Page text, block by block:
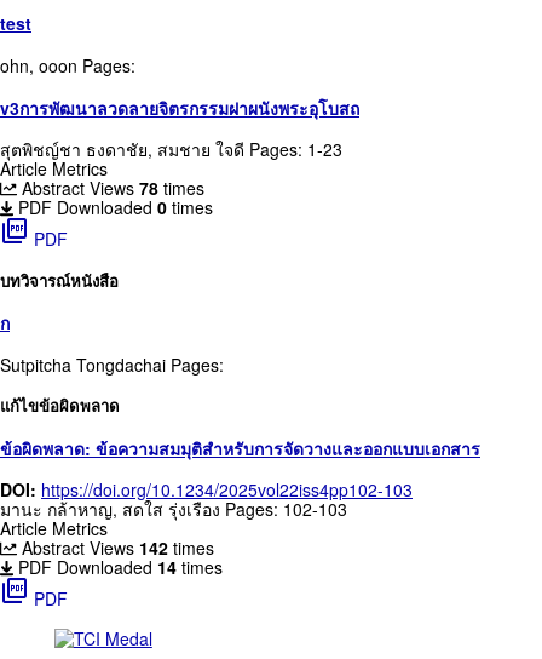
test
ohn, ooon Pages:
v3การพัฒนาลวดลายจิตรกรรมฝาผนังพระอุโบสถ
สุตพิชญ์ชา ธงดาชัย, สมชาย ใจดี Pages: 1-23
Article Metrics
Abstract Views 78 times
PDF Downloaded 0times
picture_as_pdf PDF
บทวิจารณ์หนังสือ
ก
Sutpitcha Tongdachai Pages:
แก้ไขข้อผิดพลาด
ข้อผิดพลาด: ข้อความสมมุติสำหรับการจัดวางและออกแบบเอกสาร
DOI: https://doi.org/10.1234/2025vol22iss4pp102-103
มานะ กล้าหาญ, สดใส รุ่งเรือง Pages: 102-103
Article Metrics
Abstract Views 142 times
PDF Downloaded 14times
picture_as_pdf PDF